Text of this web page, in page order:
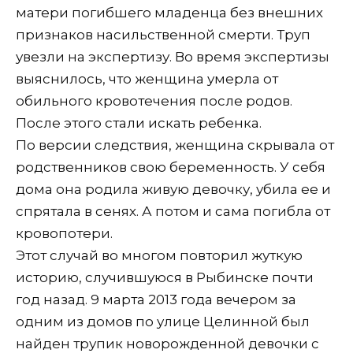
матери погибшего младенца без внешних
признаков насильственной смерти. Труп
увезли на экспертизу. Во время экспертизы
выяснилось, что женщина умерла от
обильного кровотечения после родов.
После этого стали искать ребенка.
По версии следствия, женщина скрывала от
родственников свою беременность. У себя
дома она родила живую девочку, убила ее и
спрятала в сенях. А потом и сама погибла от
кровопотери.
Этот случай во многом повторил жуткую
историю, случившуюся в Рыбинске почти
год назад. 9 марта 2013 года вечером за
одним из домов по улице Целинной был
найден трупик новорожденной девочки с